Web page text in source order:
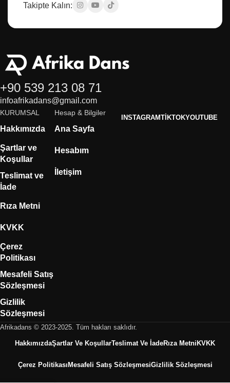
Takipte Kalın:
+90 539 213 08 71
infoafrikadans@gmail.com
KURUMSAL
Hakkımızda
Şartlar ve
Koşullar
Teslimat ve
İade
Rıza Metni
KVKK
Çerez
Politikası
Mesafeli Satış
Sözleşmesi
Gizlilik
Sözleşmesi
Hesap & Bilgiler
Ana Sayfa
Hesabım
İletişim
INSTAGRAMTIKTOKYOUTUBE
Afrikadans © 2023-2025. Tüm hakları saklıdır.
HakkımızdaŞartlar Ve KoşullarTeslimat Ve İadeRıza Metni KVKK
Çerez Politikası Mesafeli Satış SözleşmesiGizlilik Sözleşmesi